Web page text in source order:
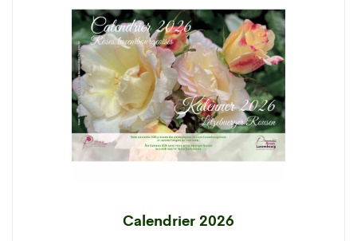
Calendrier 2026